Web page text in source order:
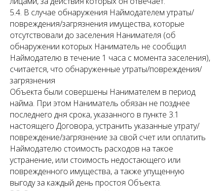
5.4. В случае обнаружения Наймодателем утраты/
повреждения/загрязнения имущества, которые
отсутствовали до заселения Нанимателя (об
обнаружении которых Наниматель не сообщил
Наймодателю в течение 1 часа с момента заселения),
считается, что обнаруженные утраты/повреждения/
загрязнения
Объекта были совершены Нанимателем в период
найма. При этом Наниматель обязан не позднее
последнего дня срока, указанного в пункте 3.1
настоящего Договора, устранить указанные утрату/
повреждение/загрязнение за свой счет или оплатить
Наймодателю стоимость расходов на такое
устранение, или стоимость недостающего или
поврежденного имущества, а также упущенную
выгоду за каждый день простоя Объекта.